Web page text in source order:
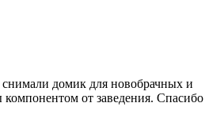
домик для новобрачных и
от заведения. Спасибо